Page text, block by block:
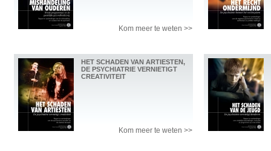
Kom meer te weten >>
HET SCHADEN VAN ARTIESTEN,
DE PSYCHIATRIE VERNIETIGT
CREATIVITEIT
Kom meer te weten >>